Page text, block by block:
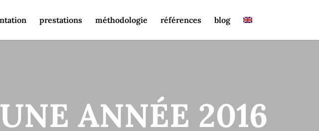
prestations méthodologie références blog
ANNÉE 2016